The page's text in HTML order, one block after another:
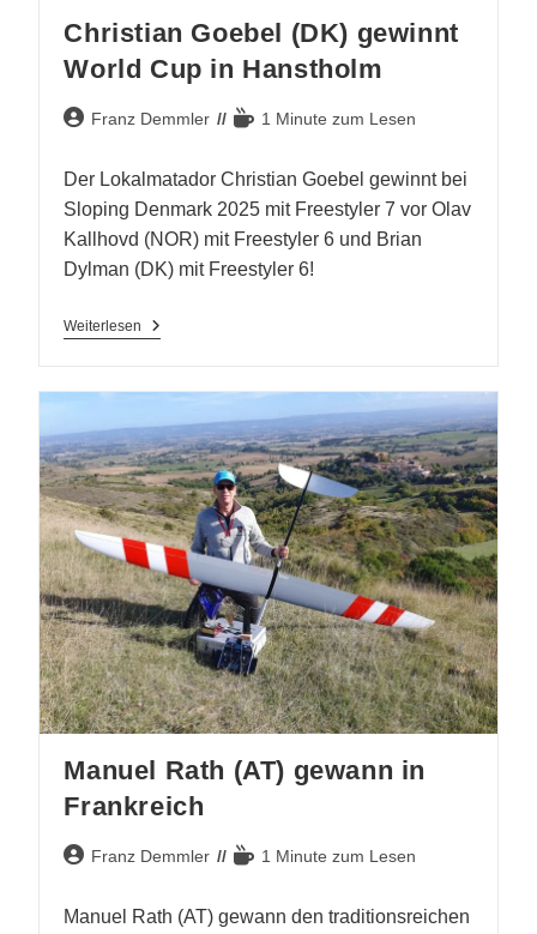
Christian Goebel (DK) gewinnt
World Cup in Hanstholm
Beitrags-
Franz Demmler Lesedauer:
1 Minute zum Lesen
Der Lokalmatador Christian Goebel gewinnt bei
Sloping Denmark 2025 mit Freestyler 7 vor Olav
Kallhovd (NOR) mit Freestyler 6 und Brian
Dylman (DK) mit Freestyler 6!
Weiterlesen
Christian
Goebel
World
Cup
In
Hanstholm
Manuel Rath (AT) gewann in
Frankreich
Beitrags-
Franz Demmler Lesedauer:
1 Minute zum Lesen
Manuel Rath (AT) gewann den traditionsreichen